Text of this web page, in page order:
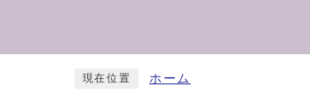
現在位置 ホーム